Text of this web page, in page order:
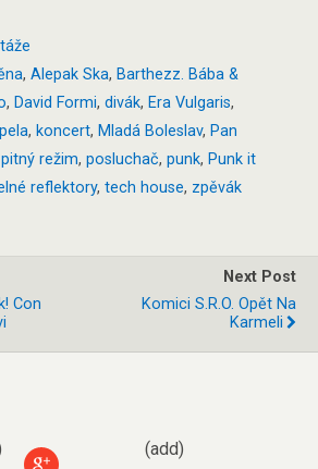
, Alepak Ska, Barthezz. Bába &
, David Formi, divák, Era Vulgaris,
, koncert, Mladá Boleslav, Pan
pitný režim, posluchač, punk, Punk it
reflektory, tech house, zpěvák
Con
Next Post
Komici S.r.o. Opět Na
Karmeli
(add)